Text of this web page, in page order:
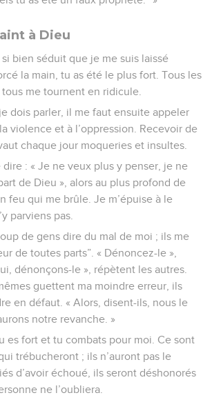
à Dieu
si bien séduit que je me suis laissé
la main, tu as été le plus fort. Tous les
me tournent en ridicule.
dois parler, il me faut ensuite appeler
violence et à l’oppression. Recevoir de
chaque jour moqueries et insultes.
dire : « Je ne veux plus y penser, je ne
de Dieu », alors au plus profond de
feu qui me brûle. Je m’épuise à le
parviens pas.
de gens dire du mal de moi ; ils me
de toutes parts”. « Dénoncez-le »,
dénonçons-le », répètent les autres.
guettent ma moindre erreur, ils
en défaut. « Alors, disent-ils, nous le
notre revanche. »
es fort et tu combats pour moi. Ce sont
trébucheront ; ils n’auront pas le
d’avoir échoué, ils seront déshonorés
ne l’oubliera.